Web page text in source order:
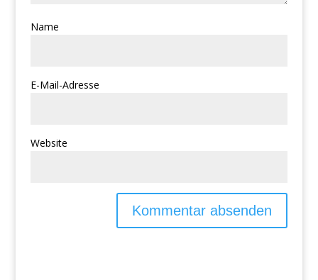
Name
E-Mail-Adresse
Website